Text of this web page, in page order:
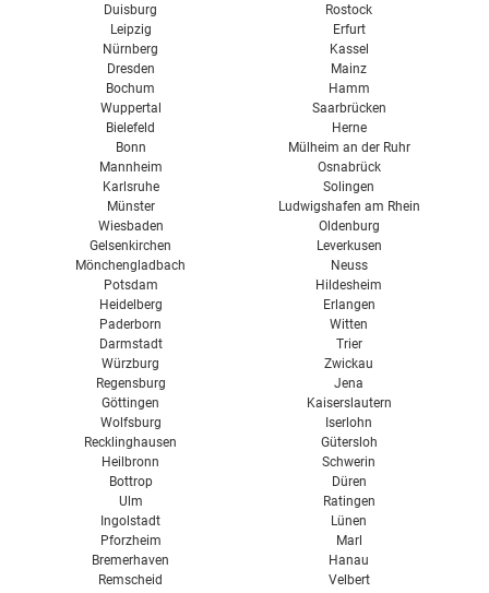
Duisburg
Leipzig
Nürnberg
Dresden
Bochum
Wuppertal
Bielefeld
Bonn
Mannheim
Karlsruhe
Münster
Wiesbaden
Gelsenkirchen
Mönchengladbach
Rostock
Erfurt
Kassel
Mainz
Hamm
Saarbrücken
Herne
Mülheim an der Ruhr
Osnabrück
Solingen
Ludwigshafen am Rhein
Oldenburg
Leverkusen
Neuss
Potsdam
Heidelberg
Paderborn
Darmstadt
Würzburg
Regensburg
Göttingen
Wolfsburg
Recklinghausen
Heilbronn
Bottrop
Ulm
Ingolstadt
Pforzheim
Bremerhaven
Remscheid
Hildesheim
Erlangen
Witten
Trier
Zwickau
Jena
Kaiserslautern
Iserlohn
Gütersloh
Schwerin
Düren
Ratingen
Lünen
Marl
Hanau
Velbert